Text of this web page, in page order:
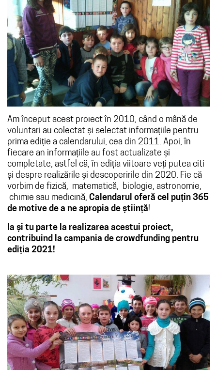
Am început acest proiect în 2010, când o mână de
voluntari au colectat și selectat informațiile pentru
prima ediție a calendarului, cea din 2011. Apoi, în
fiecare an informațiile au fost actualizate și
completate, astfel că, în ediția viitoare veți putea citi
și despre realizările și descoperirile din 2020. Fie că
vorbim de fizică, matematică, biologie, astronomie,
chimie sau medicină, Calendarul oferă cel puțin 365
de motive de a ne apropia de știință!
Ia și tu parte la realizarea acestui proiect,
contribuind la campania de crowdfunding pentru
ediția 2021!